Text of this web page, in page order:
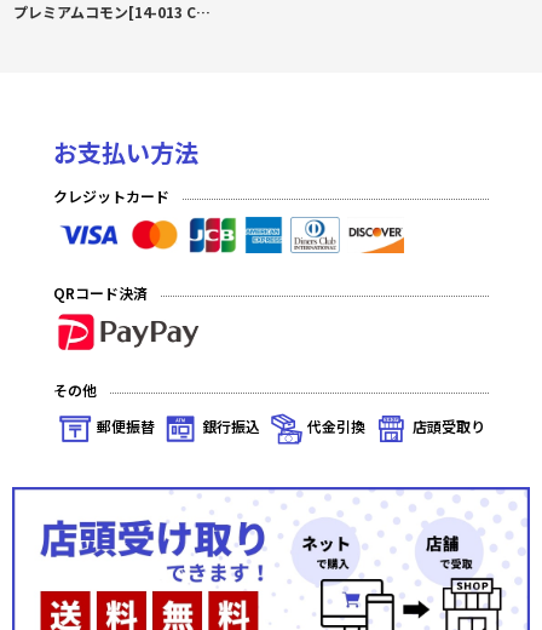
プレミアムコモン[14-013 C] 願いつなぐ歩哨
お支払い方法
クレジットカード
QRコード決済
その他
郵便振替
銀行振込 代金引換 店頭受取り